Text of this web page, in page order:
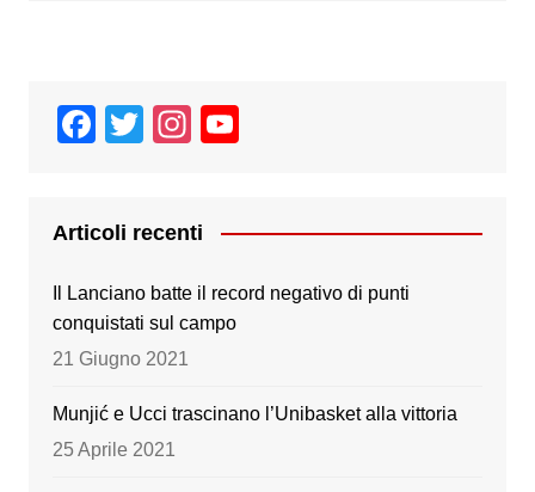
F
e
b
o
o
T
er
In
gr
a
m
T
Articoli recenti
Il Lanciano batte il record negativo di punti
conquistati sul campo
21 Giugno 2021
Munjić e Ucci trascinano l’Unibasket alla vittoria
25 Aprile 2021